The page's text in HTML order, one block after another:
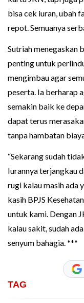
bisa cek iuran, ubah
repot. Semuanya
Sutriah menegaskan
penting untuk
mengimbau agar
peserta. Ia berharap
semakin baik ke
dapat terus
tanpa hambatan
“Sekarang sudah
Iurannya terjangkau
rugi kalau masih ada
kasih BPJS
untuk kami. Dengan
kalau sakit, sudah
senyum bahagia. ***
TAG